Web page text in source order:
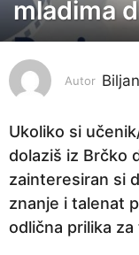
g
o
n
e
p
r
i
j
mladima
Autor
Ukoliko si
dolaziš iz Brčko
zainteresiran si
znanje i talenat
odlična prilika za